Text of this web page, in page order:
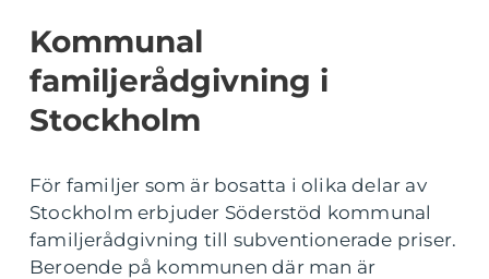
Kommunal
familjerådgivning i
Stockholm
För familjer som är bosatta i olika delar av
Stockholm erbjuder Söderstöd kommunal
familjerådgivning till subventionerade priser.
Beroende på kommunen där man är